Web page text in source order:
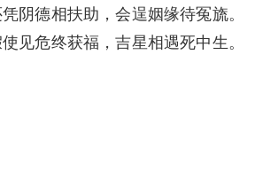
阴德相扶助，会逞姻缘待冤旒。
见危终获福，吉星相遇死中生。